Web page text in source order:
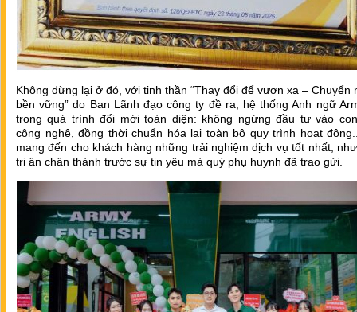
Không dừng lại ở đó, với tinh thần “Thay đổi để vươn xa – Chuyển
bền vững” do Ban Lãnh đạo công ty đề ra, hệ thống Anh ngữ
trong quá trình đổi mới toàn diện: không ngừng đầu tư vào
công nghệ, đồng thời chuẩn hóa lại toàn bộ quy trình hoạt
mang đến cho khách hàng những trải nghiệm dịch vụ tốt nhất,
tri ân chân thành trước sự tin yêu mà quý phụ huynh đã trao gửi.